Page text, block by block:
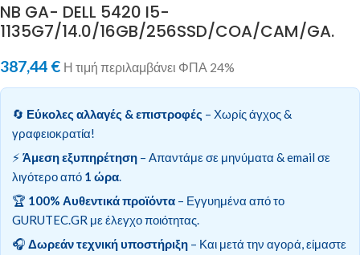
NB GA- DELL 5420 I5-
1135G7/14.0/16GB/256SSD/COA/CAM/GA.
387,44 € Η τιμή περιλαμβάνει ΦΠΑ 24%
🔄 Εύκολες αλλαγές & επιστροφές – Χωρίς άγχος &
γραφειοκρατία!
⚡ Άμεση εξυπηρέτηση – Απαντάμε σε μηνύματα & email σε
λιγότερο από 1 ώρα.
🏆 100% Αυθεντικά προϊόντα – Εγγυημένα από το
GURUTEC.GR με έλεγχο ποιότητας.
🎧 Δωρεάν τεχνική υποστήριξη – Και μετά την αγορά, είμαστε